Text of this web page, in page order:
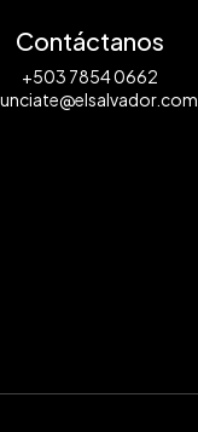
Contáctanos
+503 7854 0662